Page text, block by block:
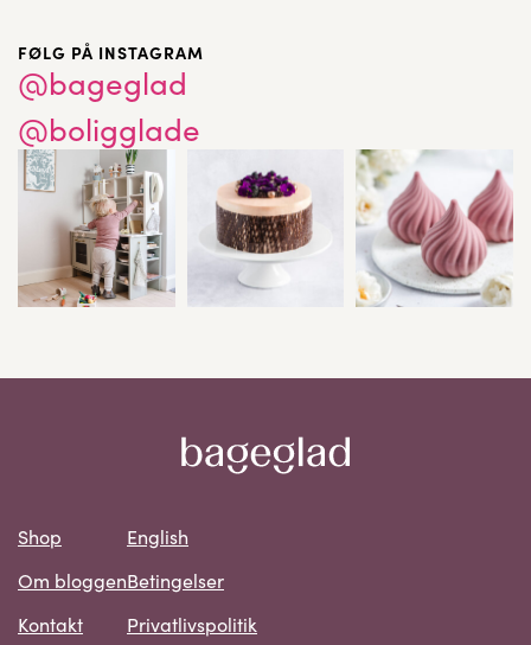
FØLG PÅ INSTAGRAM
@bageglad
@boligglade
Shop
Om bloggen
Kontakt
English
Betingelser
Privatlivspolitik